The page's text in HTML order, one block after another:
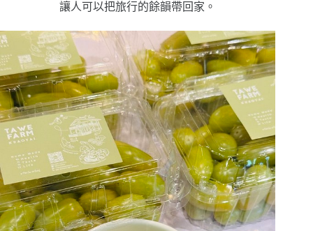
讓人可以把旅行的餘韻帶回家。